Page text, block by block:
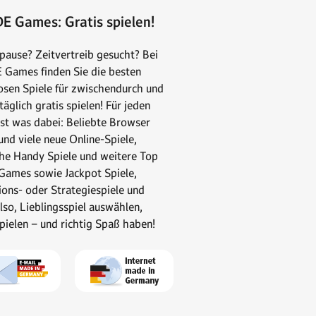
Games: Gratis spielen!
Zeitvertreib gesucht? Bei
Games finden Sie die besten
Spiele für zwischendurch und
gratis spielen! Für jeden
was dabei: Beliebte Browser
viele neue Online-Spiele,
Handy Spiele und weitere Top
sowie Jackpot Spiele,
oder Strategiespiele und
Lieblingsspiel auswählen,
– und richtig Spaß haben!